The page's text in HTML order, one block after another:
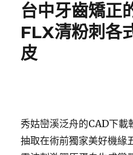
台中牙齒矯
FLX清粉刺各
皮
秀姑巒溪泛舟的CAD下載
抽取在術前獨家美好機緣